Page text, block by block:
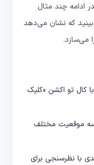
ادامه چند مثال
که نشان می‌دهد
می‌سازد.
با کال تو اکشن «کلیک
سه موقعیت مختلف
با نظرسنجی برای